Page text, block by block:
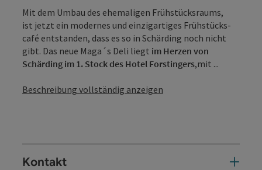
Mit dem Umbau des ehemaligen Frühstücksraums,
ist jetzt ein modernes und einzigartiges Frühstücks-
café entstanden, dass es so in Schärding noch nicht
gibt. Das neue Maga´s Deli liegt im Herzen von
Schärding im 1. Stock des Hotel Forstingers,mit ...
Beschreibung vollständig anzeigen
Kontakt